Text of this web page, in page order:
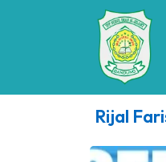
Rijal